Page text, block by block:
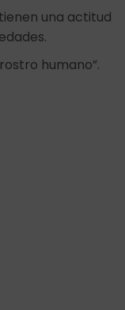
una actitud
humano”.